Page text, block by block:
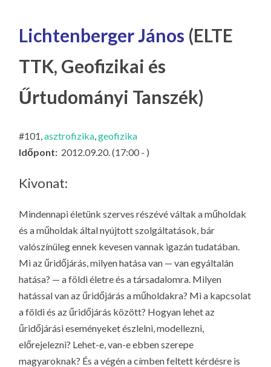
G
O
KI
G
Lichtenberger János (ELTE
TTK, Geofizikai és
Űrtudományi Tanszék)
#101,asztrofizika,geofizika
Időpont: 2012.09.20. (17:00 - )
Kivonat:
Mindennapi életünk szerves részévé váltak a műholdak
és a műholdak által nyújtott szolgáltatások, bár
valószínüleg ennek kevesen vannak igazán tudatában.
Mi az űridőjárás, milyen hatása van — van egyáltalán
hatása? — a földi életre és a társadalomra. Milyen
hatással van az űridőjárás a műholdakra? Mi a kapcsolat
a földi és az űridőjárás között? Hogyan lehet az
űridőjárási eseményeket észlelni, modellezni,
előrejelezni? Lehet-e, van-e ebben szerepe
magyaroknak? És a végén a címben feltett kérdésre is